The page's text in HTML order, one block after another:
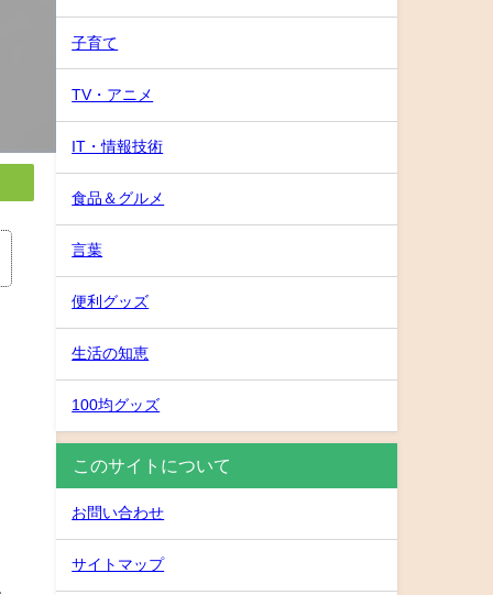
子育て
TV・アニメ
IT・情報技術
食品＆グルメ
言葉
便利グッズ
生活の知恵
100均グッズ
このサイトについて
お問い合わせ
サイトマップ